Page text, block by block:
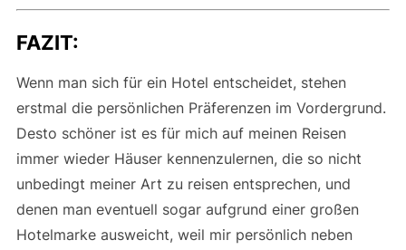
FAZIT:
Wenn man sich für ein Hotel entscheidet, stehen
erstmal die persönlichen Präferenzen im Vordergrund.
Desto schöner ist es für mich auf meinen Reisen
immer wieder Häuser kennenzulernen, die so nicht
unbedingt meiner Art zu reisen entsprechen, und
denen man eventuell sogar aufgrund einer großen
Hotelmarke ausweicht, weil mir persönlich neben